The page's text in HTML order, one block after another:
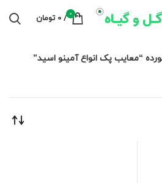
0
/
0 تومان
“معایب پک انواع آمینو اسید”